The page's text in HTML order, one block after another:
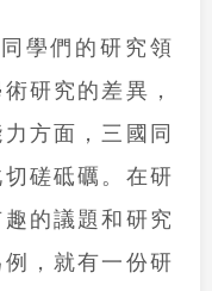
學們的研究領
研究的差異，
方面，三國同
磋砥礪。在研
的議題和研究
，就有一份研